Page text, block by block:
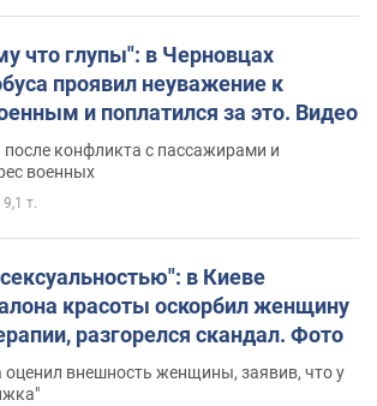
что глупы": в Черновцах
проявил неуважение к
и поплатился за это. Видео
после конфликта с пассажирами и
военных
9,1 т.
в Киеве
красоты оскорбил женщину
разгорелся скандал. Фото
оценил внешность женщины, заявив, что у